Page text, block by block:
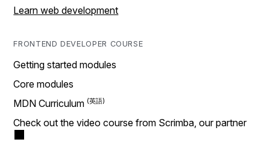
Learn web development
FRONTEND DEVELOPER COURSE
Getting started modules
Core modules
MDN Curriculum
Check out the video course from Scrimba, our partner